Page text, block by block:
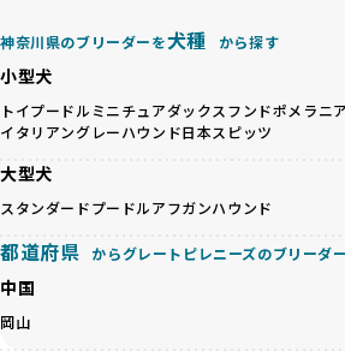
基づいた責任あるブリーディングを確保
さらに、健康管理、社会性の育成、遺伝
の質など、ワンちゃんの心身に配慮した
るかを評価する12項目の総合基準を設け
り、より高い基準をクリアしたブリーダ
ます。
良ブリーダーのみが登録されています。
BreederFamiliesでは、法令に準拠する
ゃんを家族のように愛するという理念を
のみを厳選しています。これにより、ユ
心して選べる選択肢を提供しています。
待する理想と現実が大きく異なることも
健康と性格を次世代に引き継ぐために、
避けます。無計画な交配がもたらすリス
への十分な説明とアフターフォローを確
殖を徹底しているのです。
一方、営利優先ブリーダーは流行や需要
クス犬を繁殖し、健康管理や飼い主への
等体格の異なるリスクの高い交配を行う
「ミックス犬を繁殖しない」の詳細はこ
ペットショップやペットオークションは
神奈川県のブリーダーを犬種 から探す
小型犬
トイプードル ミニチュアダックスフンドポメラニ
イタリアングレーハウンド日本スピッツ
大型犬
スタンダードプードルアフガンハウンド
都道府県 からグレートピレニーズのブリーダ
中国
岡山